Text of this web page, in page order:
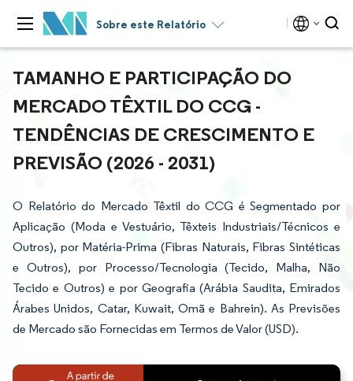
Sobre este Relatório
TAMANHO E PARTICIPAÇÃO DO
MERCADO TÊXTIL DO CCG -
TENDÊNCIAS DE CRESCIMENTO E
PREVISÃO (2026 - 2031)
O Relatório do Mercado Têxtil do CCG é Segmentado por
Aplicação (Moda e Vestuário, Têxteis Industriais/Técnicos e
Outros), por Matéria-Prima (Fibras Naturais, Fibras Sintéticas
e Outros), por Processo/Tecnologia (Tecido, Malha, Não
Tecido e Outros) e por Geografia (Arábia Saudita, Emirados
Árabes Unidos, Catar, Kuwait, Omã e Bahrein). As Previsões
de Mercado são Fornecidas em Termos de Valor (USD).